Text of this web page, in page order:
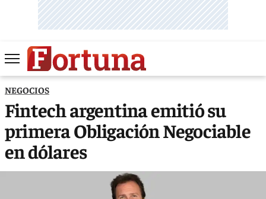
NEGOCIOS
Fintech argentina emitió su
primera Obligación Negociable
en dólares